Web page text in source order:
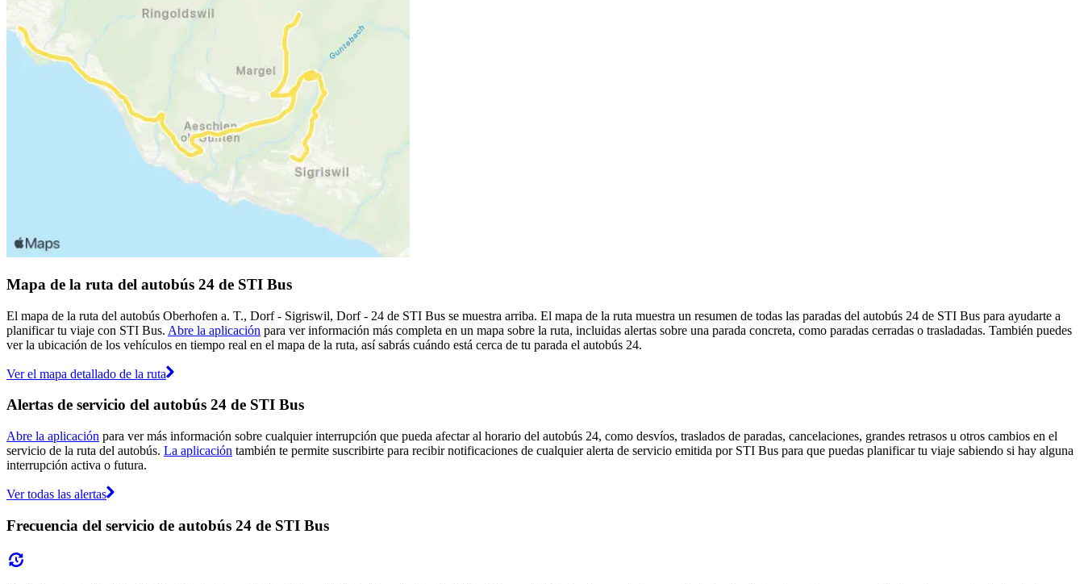
Mapa de la ruta del autobús 24 de STI Bus
El mapa de la ruta del autobús Oberhofen a. T., Dorf - Sigriswil, Dorf - 24 de STI Bus se muestra arriba. El mapa de la ruta muestra un resumen de todas las paradas del autobús 24 de STI Bus para ayudarte a
planificar tu viaje con STI Bus. Abre la aplicación para ver información más completa en un mapa sobre la ruta, incluidas alertas sobre una parada concreta, como paradas cerradas o trasladadas. También puedes
ver la ubicación de los vehículos en tiempo real en el mapa de la ruta, así sabrás cuándo está cerca de tu parada el autobús 24.
Ver el mapa detallado de la ruta
Alertas de servicio del autobús 24 de STI Bus
Abre la aplicación para ver más información sobre cualquier interrupción que pueda afectar al horario del autobús 24, como desvíos, traslados de paradas, cancelaciones, grandes retrasos u otros cambios en el
servicio de la ruta del autobús. La aplicación también te permite suscribirte para recibir notificaciones de cualquier alerta de servicio emitida por STI Bus para que puedas planificar tu viaje sabiendo si hay alguna
interrupción activa o futura.
Ver todas las alertas
Frecuencia del servicio de autobús 24 de STI Bus